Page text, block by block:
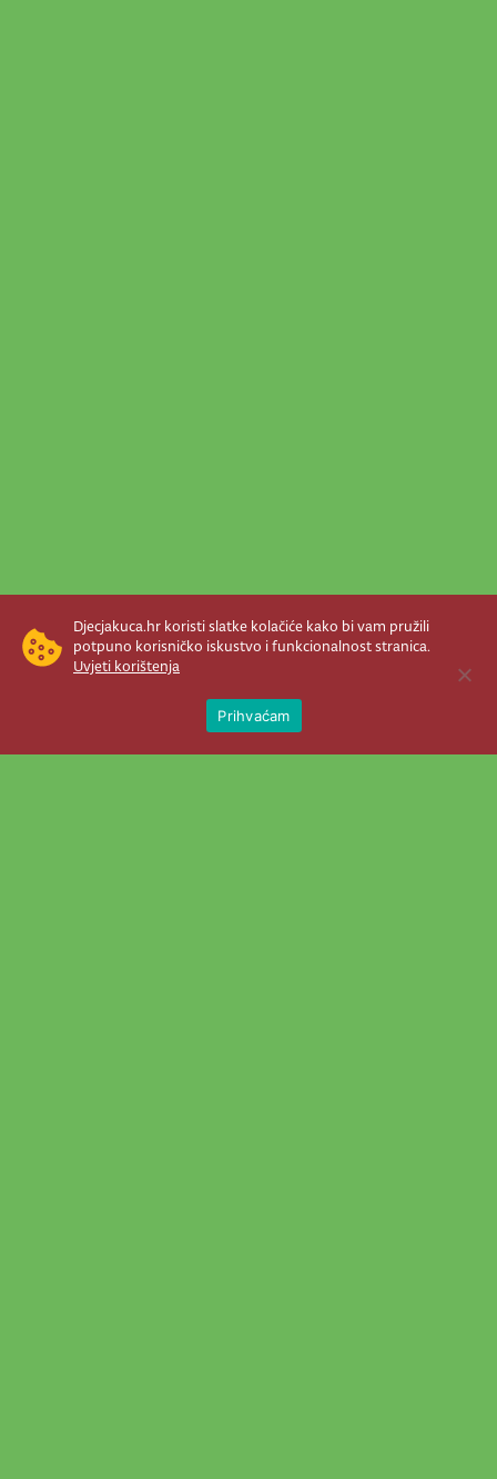
Djecjakuca.hr koristi slatke kolačiće kako bi vam pružili
potpuno korisničko iskustvo i funkcionalnost stranica.
Uvjeti korištenja
Prihvaćam